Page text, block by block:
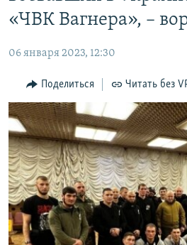
Вернутся
навигации
Вернутся
поиску
11 ЛЕТ ОККУПАЦИИ КРЫМА. 11
ВОДА
ЕЩЕ
ИНТЕРАКТИВ
ИНФОГРАФИКА
ТЕЛЕПРОЕКТ КРЫМ.РЕАЛИИ
СОВЕТЫ ПРАВОЗАЩИТНИКОВ
ПРОПАВШИЕ БЕЗ ВЕСТИ
ПОБЕДИТЕЛЕЙ НЕ СУДЯТ?
КРЫМ.НЕПОКОРЕННЫЙ
РАДІО СВОБОДА
КАК ОБОЙТИ БЛОКИРОВКУ
Українською
Qırımtatar
ПРИСОЕДИНЯЙТЕСЬ!
«ЧВК Вагнера», –
06 января 2023, 12:30
Поделиться Читать без